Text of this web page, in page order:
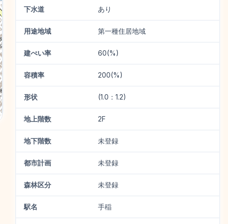
下水道 あり
用途地域 第一種住居地域
建ぺい率 60(%)
容積率 200(%)
形状 (1.0：1.2)
地上階数 2F
地下階数 未登録
都市計画 未登録
森林区分 未登録
駅名 手稲